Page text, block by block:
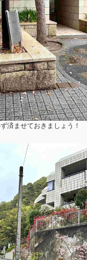
済ませておきましょう！